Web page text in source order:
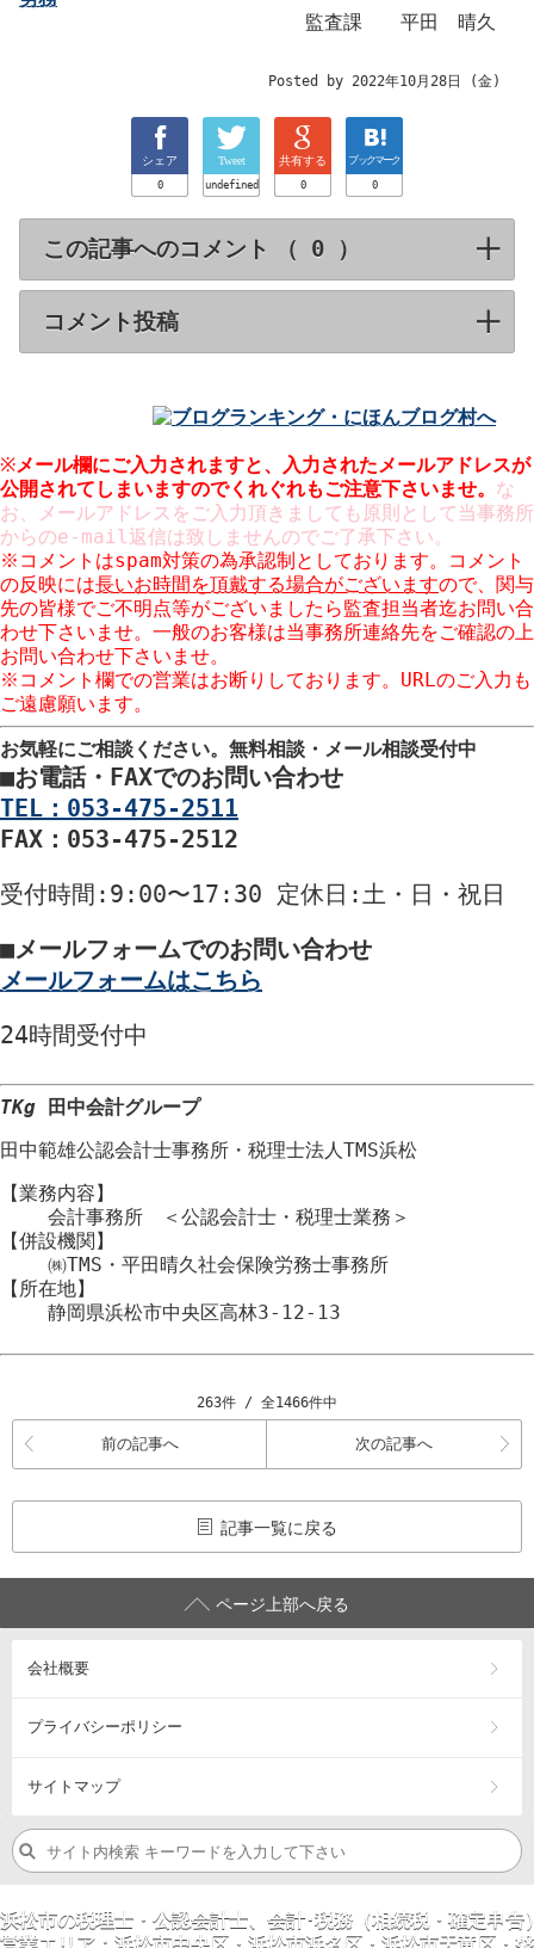
監査課 平田 晴久
Posted by 2022年10月28日 (金)
シェア
0
Tweet
undefined
共有する
0
ブックマーク
0
この記事へのコメント （ ） click to
コメント投稿click to expand contents
※メール欄にご入力されますと、入力された メールアドレスが
公開 されてしまいますのでくれぐれもご注意下さいませ。 な
お、メールアドレスをご入力頂きましても原則として当事務所
からのe-mail返信は致しませんのでご了承下さい。
※コメントはspam対策の為承認制としております。コメント
の反映には長いお時間を頂戴する場合がございますので、関与
先の皆様でご不明点等がございましたら監査担当者迄お問い合
わせ下さいませ。一般のお客様は当事務所連絡先をご確認の上
お問い合わせ下さいませ。
※コメント欄での営業はお断りしております。URLのご入力も
ご遠慮願います。
お気軽にご相談ください。 無料相談・メール相談受付中
■お電話・FAXでのお問い合わせ
TEL：053-475-2511
FAX：053-475-2512
受付時間 :9:00〜17:30 定休日 :土・日・祝日
■メールフォームでのお問い合わせ
メールフォームはこちら
24時間受付中
TKg 田中会計グループ
田中範雄公認会計士事務所 ・ 税理士法人TMS浜松
【業務内容】
会計事務所 ＜公認会計士・税理士業務＞
【併設機関】
㈱TMS・平田晴久社会保険労務士事務所
【所在地】
静岡県浜松市中央区高林3-12-13
263件 / 全1466件中
前の記事へ 次の記事へ
記事一覧に戻る
ページ上部へ戻る
会社概要
プライバシーポリシー
サイトマップ
浜松市の税理士・公認会計士、会計･税務（相続税・確定申